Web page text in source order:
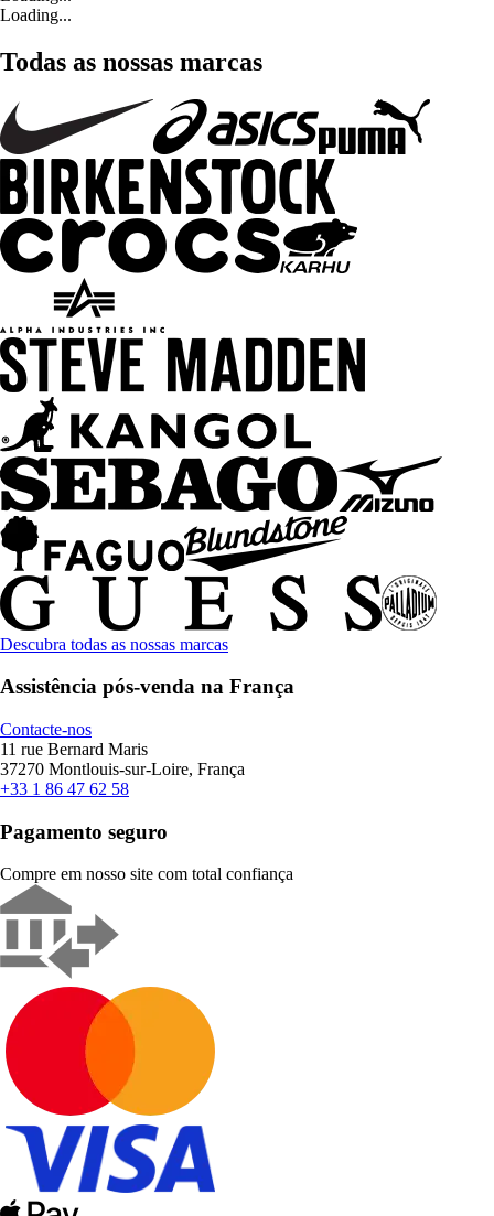
Loading...
Todas as nossas marcas
Descubra todas as nossas marcas
Assistência pós-venda na França
Contacte-nos
11 rue Bernard Maris
37270 Montlouis-sur-Loire, França
+33 1 86 47 62 58
Pagamento seguro
Compre em nosso site com total confiança